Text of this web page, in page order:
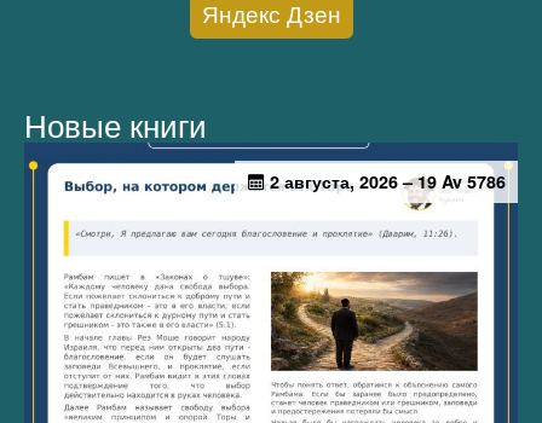
Яндекс Дзен
Новые книги